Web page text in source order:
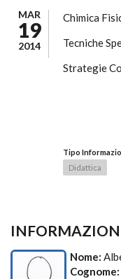
MAR
19
2014
Chimica
Tecniche
Strategie
Tipo
Didattica
Nome:
Cognome: